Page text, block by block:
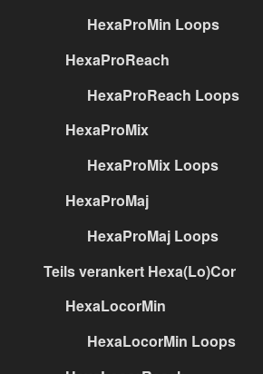
HexaProMin Loops
HexaProReach
HexaProReach Loops
HexaProMix
HexaProMix Loops
HexaProMaj
HexaProMaj Loops
Teils verankert Hexa(Lo)Cor
HexaLocorMin
HexaLocorMin Loops